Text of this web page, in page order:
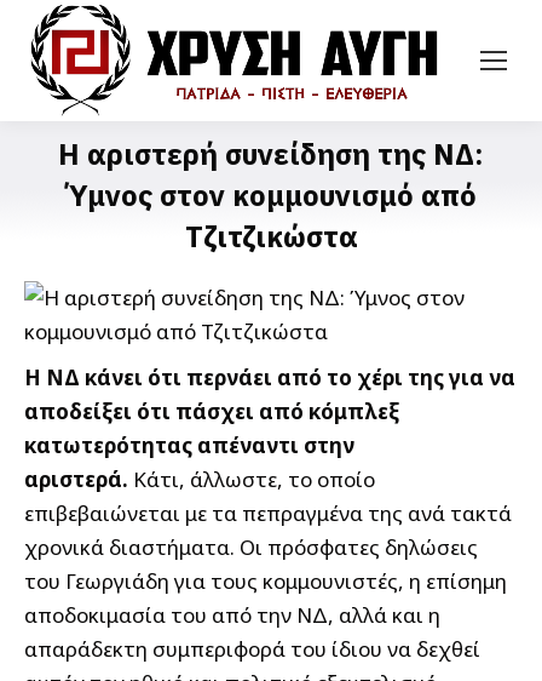
Η αριστερή συνείδηση της ΝΔ:
Ύμνος στον κομμουνισμό από
Τζιτζικώστα
Η ΝΔ κάνει ότι περνάει από το χέρι της για να
αποδείξει ότι πάσχει από κόμπλεξ
κατωτερότητας απέναντι στην
αριστερά. Κάτι, άλλωστε, το οποίο
επιβεβαιώνεται με τα πεπραγμένα της ανά τακτά
χρονικά διαστήματα. Οι πρόσφατες δηλώσεις
του Γεωργιάδη για τους κομμουνιστές, η επίσημη
αποδοκιμασία του από την ΝΔ, αλλά και η
απαράδεκτη συμπεριφορά του ίδιου να δεχθεί